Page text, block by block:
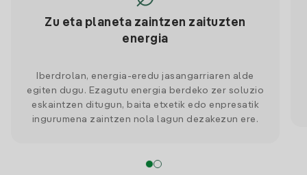
Zu eta planeta zaintzen zaituzten
energia
Iberdrolan, energia-eredu jasangarriaren alde
egiten dugu. Ezagutu energia berdeko zer soluzio
eskaintzen ditugun, baita etxetik edo enpresatik
ingurumena zaintzen nola lagun dezakezun ere.